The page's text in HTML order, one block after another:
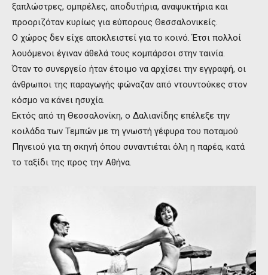
ξαπλώστρες, ομπρέλες, αποδυτήρια, αναψυκτήρια και
προοριζόταν κυρίως για εύπορους Θεσσαλονικείς.
Ο χώρος δεν είχε αποκλειστεί για το κοινό. Έτσι πολλοί
λουόμενοι έγιναν άθελά τους κομπάρσοι στην ταινία.
Όταν το συνεργείο ήταν έτοιμο να αρχίσει την εγγραφή, οι
άνθρωποι της παραγωγής φώναζαν από ντουντούκες στον
κόσμο να κάνει ησυχία.
Εκτός από τη Θεσσαλονίκη, ο Δαλιανίδης επέλεξε την
κοιλάδα των Τεμπών με τη γνωστή γέφυρα του ποταμού
Πηνειού για τη σκηνή όπου συναντιέται όλη η παρέα, κατά
το ταξίδι της προς την Αθήνα.